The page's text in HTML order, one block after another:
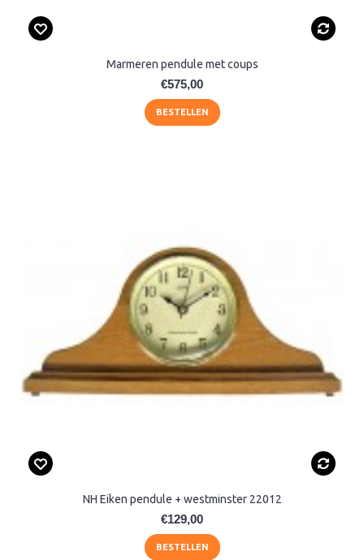
Marmeren pendule met coups
€575,00
BESTELLEN
NH Eiken pendule + westminster 22012
€129,00
BESTELLEN